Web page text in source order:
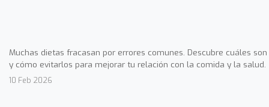
Muchas dietas fracasan por errores comunes. Descubre cuáles son
y cómo evitarlos para mejorar tu relación con la comida y la salud.
10 Feb 2026